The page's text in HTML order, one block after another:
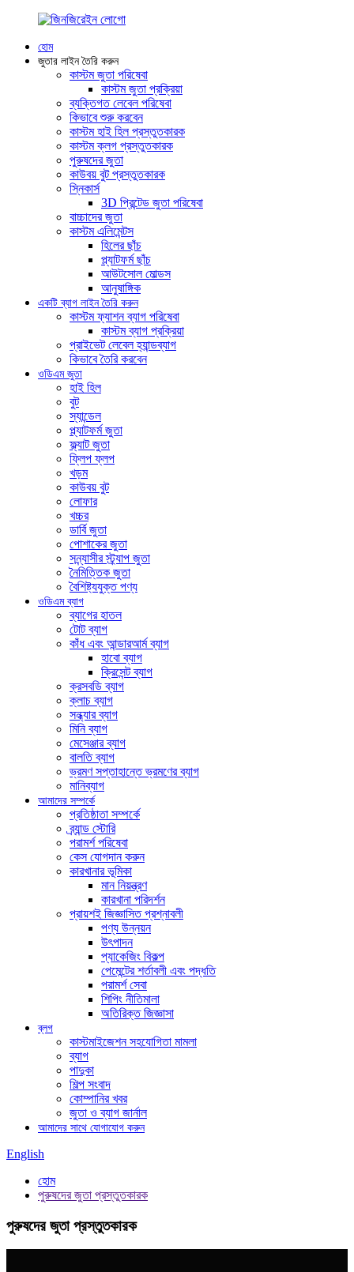
হোম
জুতার লাইন তৈরি করুন
কাস্টম জুতা পরিষেবা
কাস্টম জুতা প্রক্রিয়া
ব্যক্তিগত লেবেল পরিষেবা
কিভাবে শুরু করবেন
কাস্টম হাই হিল প্রস্তুতকারক
কাস্টম ক্লগ প্রস্তুতকারক
পুরুষদের জুতা
কাউবয় বুট প্রস্তুতকারক
স্নিকার্স
3D প্রিন্টেড জুতা পরিষেবা
বাচ্চাদের জুতা
কাস্টম এলিমেন্টস
হিলের ছাঁচ
প্ল্যাটফর্ম ছাঁচ
আউটসোল মোল্ডস
আনুষাঙ্গিক
একটি ব্যাগ লাইন তৈরি করুন
কাস্টম ফ্যাশন ব্যাগ পরিষেবা
কাস্টম ব্যাগ প্রক্রিয়া
প্রাইভেট লেবেল হ্যান্ডব্যাগ
কিভাবে তৈরি করবেন
ওডিএম জুতা
হাই হিল
বুট
স্যান্ডেল
প্ল্যাটফর্ম জুতা
ফ্ল্যাট জুতা
ফ্লিপ ফ্লপ
খড়ম
কাউবয় বুট
লোফার
খচ্চর
ডার্বি জুতা
পোশাকের জুতা
সন্ন্যাসীর স্ট্র্যাপ জুতা
নৈমিত্তিক জুতা
বৈশিষ্ট্যযুক্ত পণ্য
ওডিএম ব্যাগ
ব্যাগের হাতল
টোট ব্যাগ
কাঁধ এবং আন্ডারআর্ম ব্যাগ
হাবো ব্যাগ
ক্রিসেন্ট ব্যাগ
ক্রসবডি ব্যাগ
ক্লাচ ব্যাগ
সন্ধ্যার ব্যাগ
মিনি ব্যাগ
মেসেঞ্জার ব্যাগ
বালতি ব্যাগ
ভ্রমণ সপ্তাহান্তে ভ্রমণের ব্যাগ
মানিব্যাগ
আমাদের সম্পর্কে
প্রতিষ্ঠাতা সম্পর্কে
ব্র্যান্ড স্টোরি
পরামর্শ পরিষেবা
কেস যোগদান করুন
কারখানার ভূমিকা
মান নিয়ন্ত্রণ
কারখানা পরিদর্শন
প্রায়শই জিজ্ঞাসিত প্রশ্নাবলী
পণ্য উন্নয়ন
উৎপাদন
প্যাকেজিং বিকল্প
পেমেন্টের শর্তাবলী এবং পদ্ধতি
পরামর্শ সেবা
শিপিং নীতিমালা
অতিরিক্ত জিজ্ঞাসা
ব্লগ
কাস্টমাইজেশন সহযোগিতা মামলা
ব্যাগ
পাদুকা
শিল্প সংবাদ
কোম্পানির খবর
জুতা ও ব্যাগ জার্নাল
আমাদের সাথে যোগাযোগ করুন
English
হোম
পুরুষদের জুতা প্রস্তুতকারক
পুরুষদের জুতা প্রস্তুতকারক